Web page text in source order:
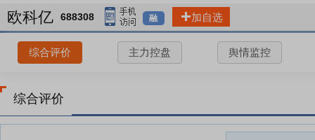
欧科亿 688308 融 加自选
综合评价 主力控盘 舆情监控
综合评价